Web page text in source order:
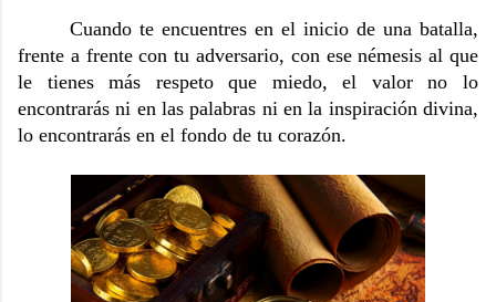
Cuando te encuentres en el inicio de una batalla,
frente a frente con tu adversario, con ese némesis al que
le tienes más respeto que miedo, el valor no lo
encontrarás ni en las palabras ni en la inspiración divina,
lo encontrarás en el fondo de tu corazón.